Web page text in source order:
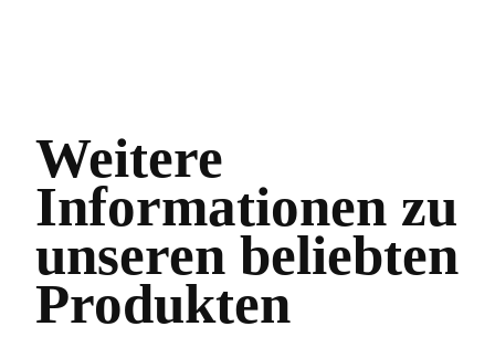
Weitere
Informationen zu
unseren beliebten
Produkten